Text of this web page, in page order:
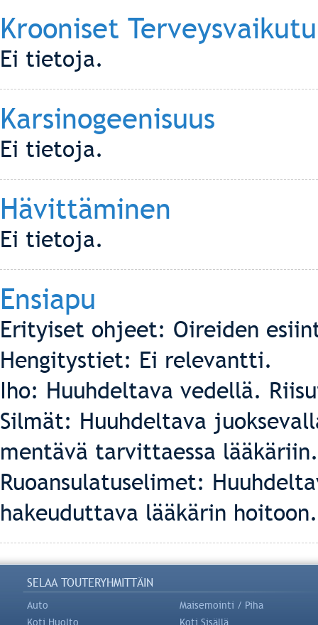
Krooniset
Ei tietoja.
Karsinogeenisuus
Ei tietoja.
Hävittäminen
Ei tietoja.
Ensiapu
Erityiset ohjeet: Oireiden
Hengitystiet: Ei relevantti.
Iho: Huuhdeltava vedellä.
Silmät: Huuhdeltava
mentävä tarvittaessa lääkäriin.
Ruoansulatuselimet:
hakeuduttava lääkärin hoitoon.
SELAA TOUTERYHMITTÄIN
Auto
Maisemointi / Piha
Koti Huolto
Koti Sisällä